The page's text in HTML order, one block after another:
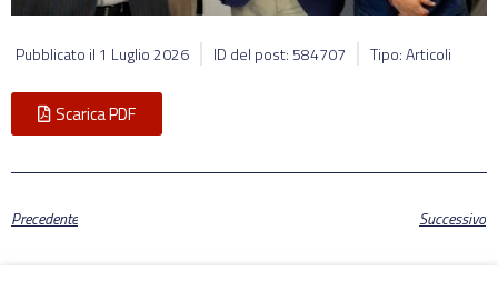
Pubblicato il 1 Luglio 2026 ID del post: 584707 Tipo: Articoli
Scarica PDF
Precedente Successivo